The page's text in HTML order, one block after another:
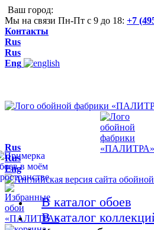
Ваш город:
Мы на связи Пн-Пт с 9 до 18: +7
Контакты
Rus
Rus
Eng
Rus
Rus
Eng
В каталог обоев
В каталог